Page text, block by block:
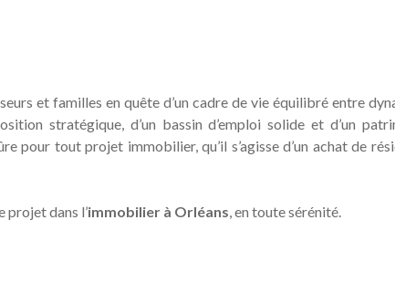
et familles en quête d’un cadre de vie équilibré entre
stratégique, d’un bassin d’emploi solide et d’un
pour tout projet immobilier, qu’il s’agisse d’un achat de
projet dans l’immobilier à Orléans, en toute sérénité.